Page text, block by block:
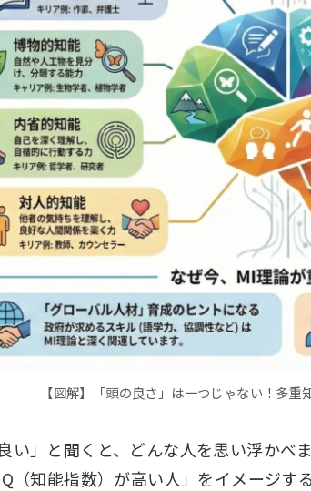
【図解】「頭の良さ」は一つじゃない！多
良い」と聞くと、どんな人を思い浮か
（知能指数）が高い人」をイメージす